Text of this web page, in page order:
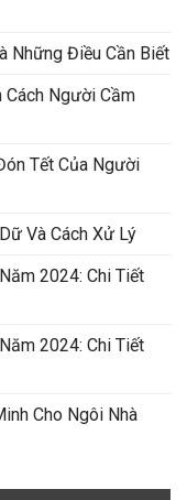
Những Điều Cần Biết
Cách Người Cầm
Tết Của Người
Và Cách Xử Lý
2024: Chi Tiết
2024: Chi Tiết
Cho Ngôi Nhà